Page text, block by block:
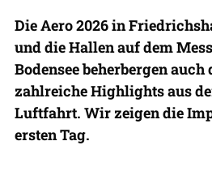
Die Aero 2026 in
und die Hallen auf dem
Bodensee beherbergen
zahlreiche Highlights aus
Luftfahrt. Wir zeigen die
ersten Tag.